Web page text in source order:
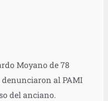
Moyano de 78
denunciaron al PAMI
del anciano.